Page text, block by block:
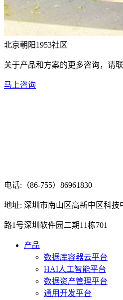
北京朝阳1953社区
关于产品和方案的更多咨询，请
马上咨询
电话:（86-755）86961830
地址: 深圳市南山区高新中区科技
路1号深圳软件园二期11栋701
产品
数据库容器云平台
HAI人工智能平台
数据资产管理平台
通用开发平台